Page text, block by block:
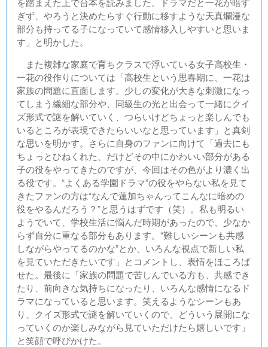
ぎず、やろうと決めたらすぐ行動に移すような天真爛漫な
部分も持ってる子になっていて感情移入しやすいと思いま
す」と明かした。
また複雑な家庭で育ちクラスで浮いている女子高校生・
一花の役作りについては「高校生という思春期に、一花は
家族の問題に直面します。少しの変化が大きな刺激になっ
てしまう繊細な部分や、同級生の光と出会って一緒にクイ
ズ形式で謎を解いていく、つらいけどちょっと楽しんでも
いるところが表現できたらいいなと思っています」と真剣
な思いを明かす。さらに自身のファンに向けて「過去にも
ちょっとひねくれた、だけどその中にかわいい部分がある
子の役をやってきたのですが、今回はその色がより濃く出
る役です。“よくある学園ドラマ”の役をやらない私を見て
きたファンの方は“なんで蓮加ちゃんってこんなに暗めの
役をやるんだろう？”と思うはずです（笑）。私も明るい
ようでいて、学校生活に悩んだ時期があったので、少なか
らず自分に重なる部分もあります。“難しいシーンも共感
しながらやってるのかな”とか、いろんな視点で新しい私
を見ていただきたいです」とコメントし、表情をほころば
せた。最後に「家族の問題で苦しんでいる方も、共感でき
たり、前向きな気持ちになったり、いろんな感情になるド
ラマになっていると思います。笑えるようなシーンもあ
り、クイズ形式で謎を解いていくので、どういう展開にな
っていくのか楽しみながら見ていただけたら嬉しいです」
と笑顔で呼びかけた。